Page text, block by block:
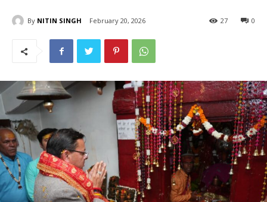
By NITIN SINGH February 20, 2026 0
27